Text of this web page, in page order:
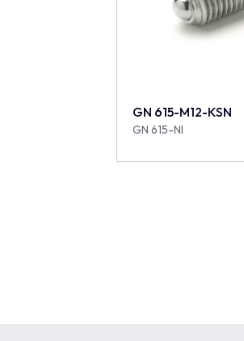
GN 615-M12-KSN
GN 615-NI